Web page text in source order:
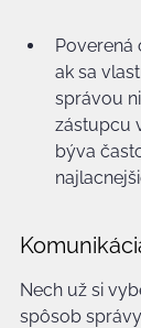
Poverená
ak sa
správou
zástupcu
býva
Nech už si
spôsob